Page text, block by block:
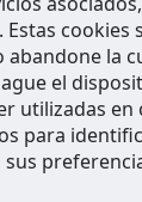
Estas cookies
abandone la
el
utilizadas en
para